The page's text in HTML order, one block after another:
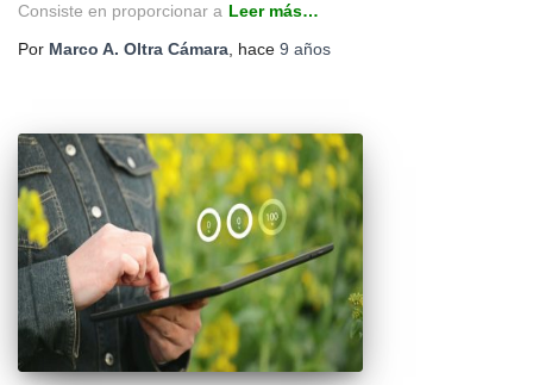
Consiste en proporcionar a Leer más…
Por Marco A. Oltra Cámara , hace 9 años